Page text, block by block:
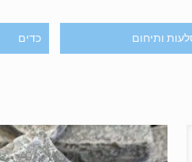
ותיחום כדים